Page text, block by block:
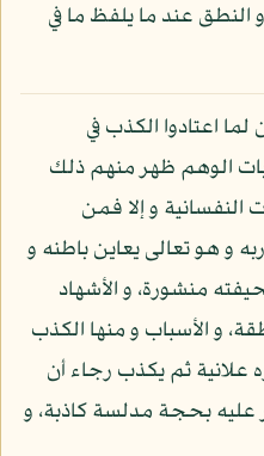
النطق عند ما يلفظ ما في
اعتادوا الكذب في
الوهم ظهر منهم ذلك
النفسانية و إلا فمن
و هو تعالى يعاين باطنه و
منشورة، و الأشهاد
و الأسباب و منها الكذب
ثم يكذب رجاء أن
عليه بحجة مدلسة كاذبة، و